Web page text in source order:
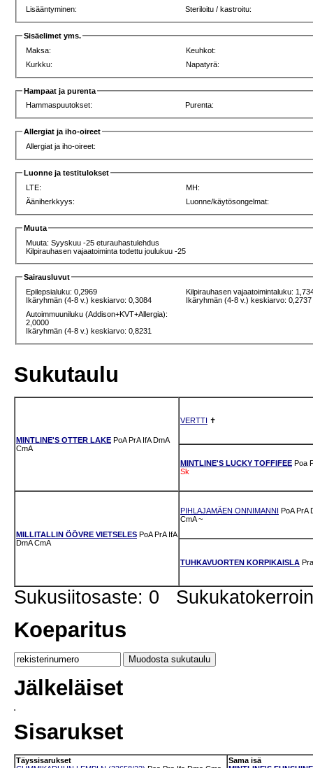
Lisääntyminen:
Steriloitu / kastroitu:
Sisäelimet yms.
Maksa:
Keuhkot:
Kurkku:
Napatyrä:
Hampaat ja purenta
Hammaspuutokset:
Purenta:
Allergiat ja iho-oireet
Allergiat ja iho-oireet:
Luonne ja testitulokset
LTE:
MH:
Ääniherkkyys:
Luonne/käytösongelmat:
Muuta
Muuta: Syyskuu -25 eturauhastulehdus
Kilpirauhasen vajaatoiminta todettu joulukuu -25
Sairausluvut
Epilepsialuku: 0,2969
Ikäryhmän (4-8 v.) keskiarvo: 0,3084
Kilpirauhasen vajaatoimintaluku:
Ikäryhmän (4-8 v.) keskiarvo: 0,2737
Autoimmuuniluku (Addison+KVT+Allergia):
2,0000
Ikäryhmän (4-8 v.) keskiarvo: 0,8231
Sukutaulu
MINTLINE'S OTTER LAKE PoA PrA IfA DmA
CmA
VERTTI ✝
MINTLINE'S LUCKY TOFFIFEE Poa
Sk
MILLITALLIN ÖÖVRE VIETSELES PoA PrA IfA
DmA CmA
PIHLAJAMÄEN ONNIMANNI PoA PrA
CmA ~
TUHKAVUORTEN KORPIKAISLA Pra
Sukusiitosaste: 0
Koeparitus
Jälkeläiset
Sisarukset
Täyssisarukset
Sama isä